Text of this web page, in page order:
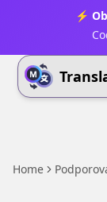
⚡
Home